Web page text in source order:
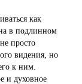
как
в подлинном
просто
видения, но
к ним.
и духовное